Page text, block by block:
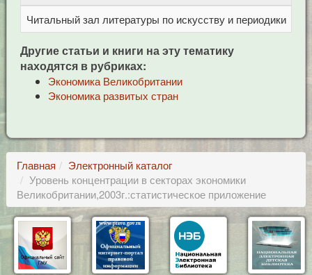
Читальный зал литературы по искусству и периодики
Другие статьи и книги на эту тематику
находятся в рубриках:
Экономика Великобритании
Экономика развитых стран
Главная
Электронный каталог
Уровень концентрации в секторах экономики
Великобритании,2003г.:статистическое приложение